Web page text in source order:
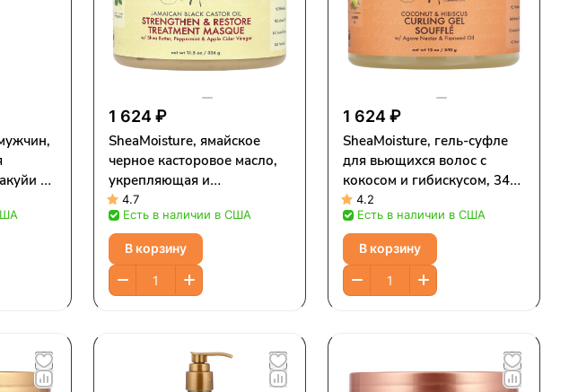
и
1 624 ₽
SheaMoisture, ямайское
черное касторовое масло,
укрепляющая и
восстанавливающая маска,
340 мл (12 унции)
4.7
Есть в наличии в США
В корзину
1 624 ₽
SheaMoisture, гель-суфле
для вьющихся волос с
кокосом и гибискусом, 340
г (12 унций)
4.2
Есть в наличии в США
В корзину